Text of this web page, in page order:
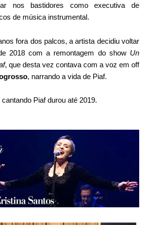
nos bastidores como executiva de
de música instrumental.
fora dos palcos, a artista decidiu voltar
2018 com a remontagem do show Un
, que desta vez contava com a voz em off
, narrando a vida de Piaf.
Piaf durou até 2019.